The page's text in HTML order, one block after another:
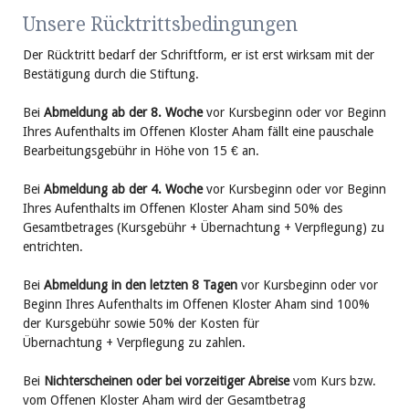
Unsere Rücktrittsbedingungen
Der Rücktritt bedarf der Schriftform, er ist erst wirksam mit der
Bestätigung durch die Stiftung.
Bei Abmeldung ab der 8. Wochevor Kursbeginn oder vor Beginn
Ihres Aufenthalts im Offenen Kloster Aham fällt eine pauschale
Bearbeitungsgebühr in Höhe von 15 € an.
Bei Abmeldung ab der 4. Wochevor Kursbeginn oder vor Beginn
Ihres Aufenthalts im Offenen Kloster Aham sind 50% des
Gesamt­betrages (Kursgebühr + Übernachtung + Verpﬂegung) zu
entrichten.
Bei Abmeldung in den letzten 8 Tagenvor Kursbeginn oder vor
Beginn Ihres Aufenthalts im Offenen Kloster Aham sind 100%
der Kursgebühr sowie 50% der Kosten für
Übernachtung + Verpﬂegung zu zahlen.
Bei Nicht­erscheinen oder bei vor­zeitiger Abreisevom Kurs bzw.
vom Offenen Kloster Aham wird der Gesamtbetrag